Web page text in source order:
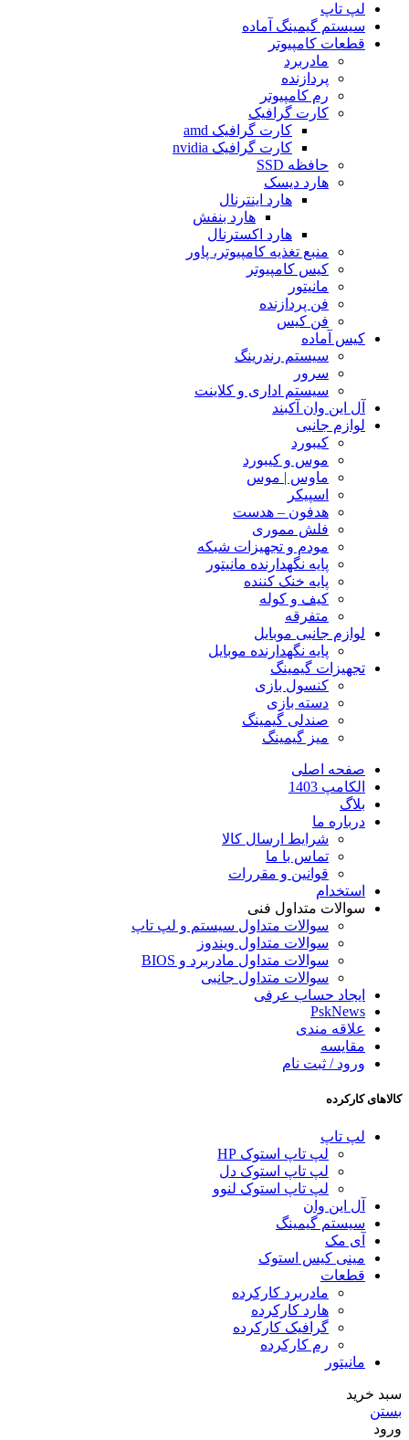
لپ تاپ
سیستم گیمینگ آماده
قطعات کامپیوتر
مادربرد
پردازنده
رم کامپیوتر
کارت گرافیک
کارت گرافیک amd
کارت گرافیک nvidia
حافظه SSD
هارد دیسک
هارد اینترنال
هارد بنفش
هارد اکسترنال
منبع تغذیه کامپیوتر، پاور
کیس کامپیوتر
مانیتور
فن پردازنده
فن کیس
کیس آماده
سیستم رندرینگ
سرور
سیستم‌ اداری و کلاینت
آل این وان آکبند
لوازم جانبی
کیبورد
موس و کیبورد
ماوس | موس
اسپیکر
هدفون – هدست
فلش مموری
مودم و تجهیزات شبکه
پایه نگهدارنده مانیتور
پایه خنک کننده
کیف و کوله
متفرقه
لوازم جانبی موبایل
پایه نگهدارنده موبایل
تجهیزات گیمینگ
کنسول بازی
دسته بازی
صندلی گیمینگ
میز گیمینگ
صفحه اصلی
الکامپ 1403
بلاگ
درباره ما
شرایط ارسال کالا
تماس با ما
قوانین و مقررات
استخدام
سوالات متداول فنی
سوالات متداول سیستم و لپ تاپ
سوالات متداول ویندوز
سوالات متداول مادربرد و BIOS
سوالات متداول جانبی
ایجاد حساب عرفی
PskNews
علاقه مندی
مقایسه
ورود / ثبت نام
کالاهای کارکرده
لپ تاپ
لپ تاپ استوک HP
لپ تاپ استوک دل
لپ تاپ استوک لنوو
آل این وان
سیستم گیمینگ
آی مک
مینی کیس استوک
قطعات
مادربرد کارکرده
هارد کارکرده
گرافیک کارکرده
رم کارکرده
مانیتور
سبد خرید
بستن
ورود